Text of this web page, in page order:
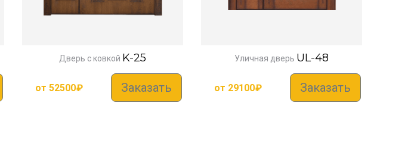
Дверь с ковкой K-25
от 52500₽ Заказать
Уличная дверь UL-48
от 29100₽ Заказать